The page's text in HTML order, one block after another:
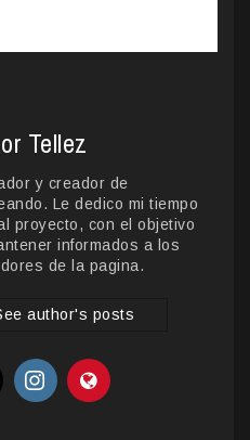
Tellez
y creador de
Le dedico mi tiempo
proyecto, con el objetivo
informados a los
de la pagina.
author's posts